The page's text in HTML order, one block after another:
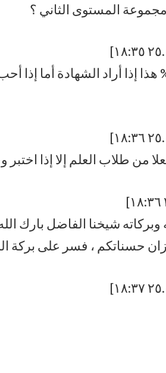
المستوى الثاني ؟
.. والحصول على 80% هذا إذا أراد الشهادة
من طلاب العلم إلا إذا اختبر
وبركاته شيخنا الفاضل بارك
حسناتكم ، فسر على بركة